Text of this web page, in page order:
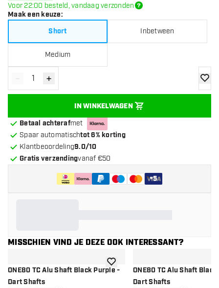
Voor 22:00 besteld, vandaag verzonden
Maak een keuze:
Short
Inbetween
Medium
Verminder hoeveelheid
- Verhoog hoeveelheid
+
IN WINKELWAGEN
Betaal achterafmet
Spaar automatischtot 6% korting
Klantbeoordeling9.0/10
Gratis verzendingvanaf €50
+5
MISSCHIEN VIND JE DEZE OOK INTERESSANT?
ONE80 TC Alu Shaft Black Purple -
Dart Shafts
toevoegen aan verlanglijst
ONE80 TC Alu Shaft Black
Dart Shafts